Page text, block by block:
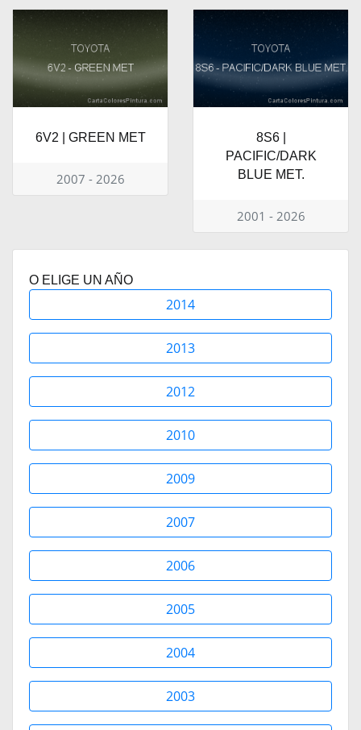
6V2 | GREEN MET
2007 - 2026
8S6 |
PACIFIC/DARK
BLUE MET.
2001 - 2026
O ELIGE UN AÑO
2014
2013
2012
2010
2009
2007
2006
2005
2004
2003